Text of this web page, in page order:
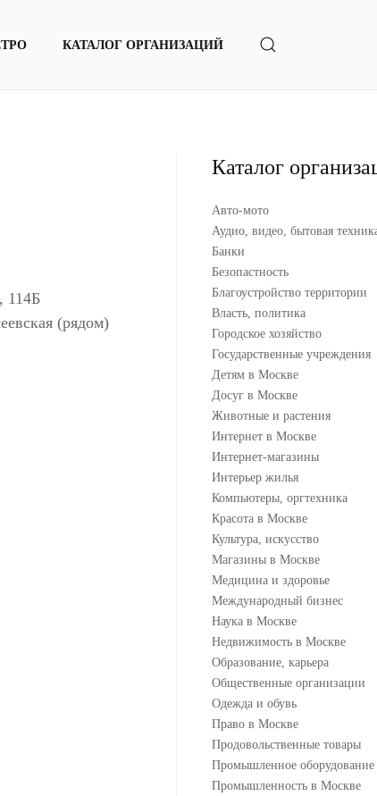
КАТАЛОГ ОРГАНИЗАЦИЙ
114Б
(рядом)
Каталог
Авто-мото
Аудио, видео, бытовая
Банки
Безопастность
Благоустройство территории
Власть, политика
Городское хозяйство
Государственные учреждения
Детям в Москве
Досуг в Москве
Животные и растения
Интернет в Москве
Интернет-магазины
Интерьер жилья
Компьютеры, оргтехника
Красота в Москве
Культура, искусство
Магазины в Москве
Медицина и здоровье
Международный бизнес
Наука в Москве
Недвижимость в Москве
Образование, карьера
Общественные организации
Одежда и обувь
Право в Москве
Продовольственные товары
Промышленное оборудование
Промышленность в Москве